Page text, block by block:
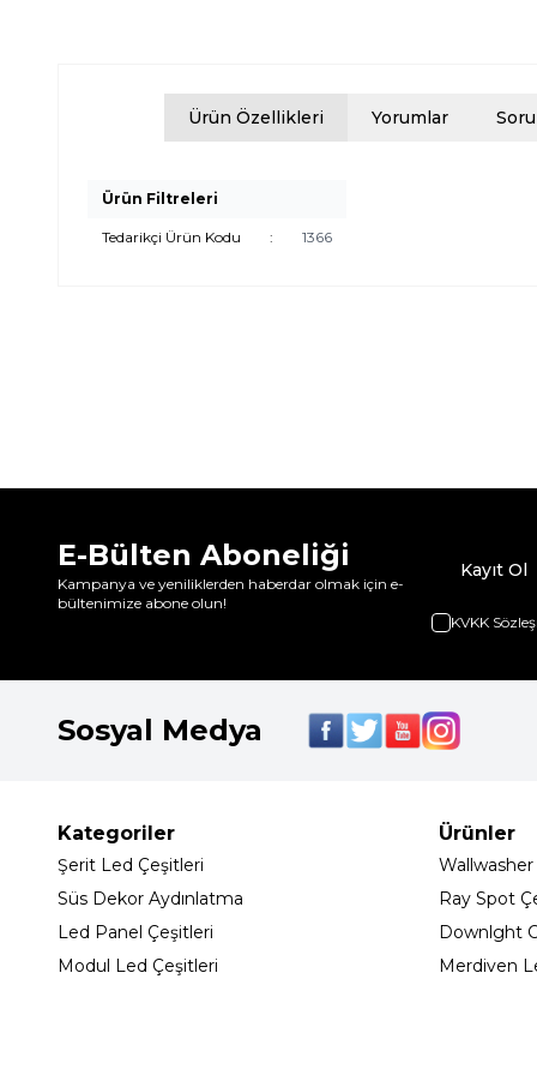
Ürün Özellikleri Yorumlar
Ürün Filtreleri
Tedarikçi Ürün Kodu : 1366
E-Bülten Aboneliği
Kampanya ve yeniliklerden haberdar olmak için e-
bültenimize abone olun!
Kayıt Ol
KVKK
Sosyal Medya
Kategoriler
Şerit Led Çeşitleri
Süs Dekor Aydınlatma
Led Panel Çeşitleri
Modul Led Çeşitleri
Ürünler
Ray Spot
Downlght
Merdiven